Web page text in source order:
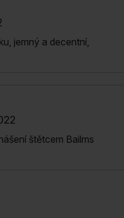
jemný a decentní,
štětcem Bailms